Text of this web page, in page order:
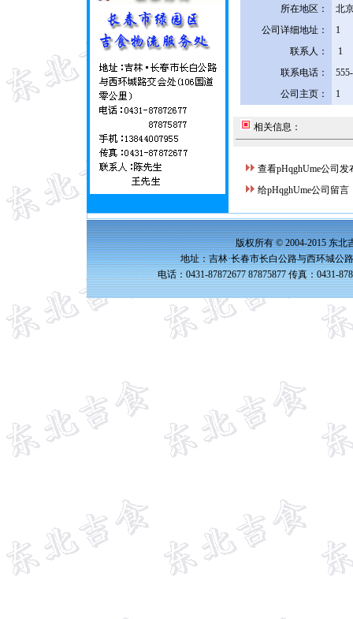
所在地区：
北
公司详细地址：
1
联系人：
1
联系电话：
公司主页：
1
相关信息：
查看pHqghUme公司发
给pHqghUme公司留言
版权所有 © 2004-2015 东北
地址：吉林·长春市长白公路与西环城公
电话：0431-87872677 87875877 传真：0431-